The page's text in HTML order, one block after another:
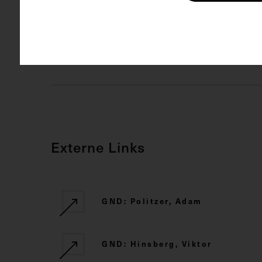
Kartei
Externe Links
GND: Politzer, Adam
GND: Hinsberg, Viktor